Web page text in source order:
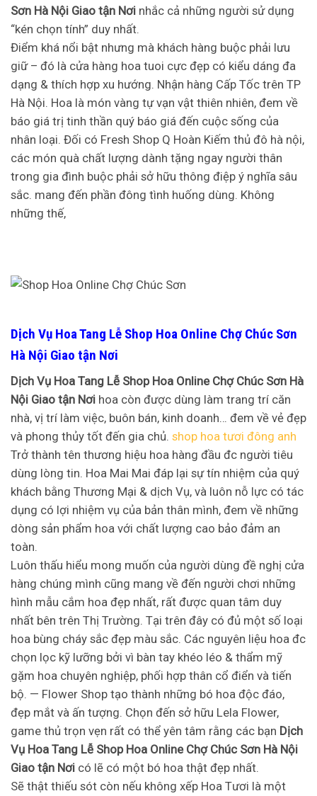
Sơn Hà Nội Giao tận Nơi nhắc cả những người sử dụng
“kén chọn tính” duy nhất.
Điểm khá nổi bật nhưng mà khách hàng buộc phải lưu
giữ – đó là cửa hàng hoa tuoi cực đẹp có kiểu dáng đa
dạng & thích hợp xu hướng. Nhận hàng Cấp Tốc trên TP
Hà Nội. Hoa là món vàng tự vạn vật thiên nhiên, đem về
báo giá trị tinh thần quý báo giá đến cuộc sống của
nhân loại. Đối có Fresh Shop Q Hoàn Kiếm thủ đô hà nội,
các món quà chất lượng dành tặng ngay người thân
trong gia đình buộc phải sở hữu thông điệp ý nghĩa sâu
sắc. mang đến phần đông tình huống dùng. Không
những thế,
Dịch Vụ Hoa Tang Lễ Shop Hoa Online Chợ Chúc Sơn
Hà Nội Giao tận Nơi
Dịch Vụ Hoa Tang Lễ Shop Hoa Online Chợ Chúc Sơn Hà
Nội Giao tận Nơi hoa còn được dùng làm trang trí căn
nhà, vị trí làm việc, buôn bán, kinh doanh… đem về vẻ đẹp
và phong thủy tốt đến gia chủ. shop hoa tươi đông anh
Trở thành tên thương hiệu hoa hàng đầu đc người tiêu
dùng lòng tin. Hoa Mai Mai đáp lại sự tín nhiệm của quý
khách bằng Thương Mại & dịch Vụ, và luôn nỗ lực có tác
dụng có lợi nhiệm vụ của bản thân mình, đem về những
dòng sản phẩm hoa với chất lượng cao bảo đảm an
toàn.
Luôn thấu hiểu mong muốn của người dùng đề nghị cửa
hàng chúng mình cũng mang về đến người chơi những
hình mẫu cắm hoa đẹp nhất, rất được quan tâm duy
nhất bên trên Thị Trường. Tại trên đây có đủ một số loại
hoa bùng cháy sắc đẹp màu sắc. Các nguyên liệu hoa đc
chọn lọc kỹ lưỡng bởi vì bàn tay khéo léo & thẩm mỹ
gặm hoa chuyên nghiệp, phối hợp thân cổ điển và tiến
bộ. — Flower Shop tạo thành những bó hoa độc đáo,
đẹp mắt và ấn tượng. Chọn đến sở hữu Lela Flower,
game thủ trọn vẹn rất có thể yên tâm rằng các bạn Dịch
Vụ Hoa Tang Lễ Shop Hoa Online Chợ Chúc Sơn Hà Nội
Giao tận Nơi có lẽ có một bó hoa thật đẹp nhất.
Sẽ thật thiếu sót còn nếu không xếp Hoa Tươi là một